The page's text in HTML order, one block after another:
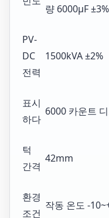
량 6000µF ±3%
PV-
DC
전력
1500kVA ±2%
표시
하다
6000 카운트
턱
간격
42mm
환경
조건
작동 온도 -